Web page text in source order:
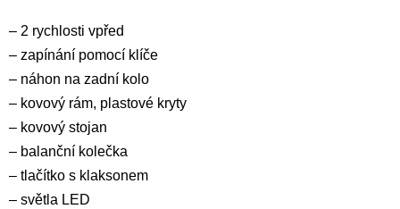
– 2 rychlosti vpřed
– zapínání pomocí klíče
– náhon na zadní kolo
– kovový rám, plastové kryty
– kovový stojan
– balanční kolečka
– tlačítko s klaksonem
– světla LED